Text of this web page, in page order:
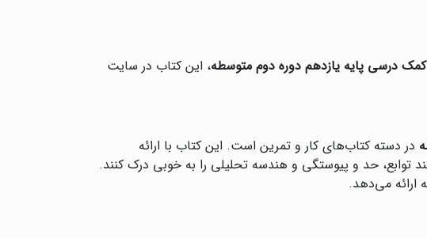
درسی پایه یازدهم دوره دوم متوسطه، این کتاب در سایت
در دسته کتاب‌های کار و تمرین است. این کتاب با ارائه
توابع، حد و پیوستگی و هندسه تحلیلی را به خوبی درک کنند.
می‌دهد.